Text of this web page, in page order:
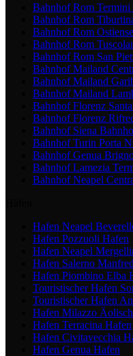
Bahnhof Rom Termini
Bahnhof Rom
Bahnhof Rom Ostiense
Bahnhof Rom
Bahnhof Rom San
Bahnhof Mailand
Bahnhof Mailand
Bahnhof Mailand
Bahnhof Florenz
Bahnhof Florenz
Bahnhof Siena
Bahnhof Turin Porta
Bahnhof Genua
Bahnhof Lamezia
Bahnhof Neapel
Hafen Neapel
Hafen Pozzuoli Hafen
Hafen Neapel
Hafen Salerno
Hafen Piombino Elba
Touristischer Hafen
Touristischer Hafen
Hafen Milazzo
Hafen Terracina Hafen
Hafen Civitavecchia
Hafen Genua Hafen